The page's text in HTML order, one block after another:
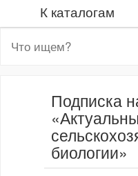
К каталогам
Подписка
биологии»